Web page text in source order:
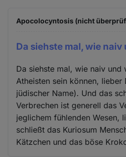
Apocolocyntosis (nicht
Da siehste mal, wie naiv
Da siehste mal, wie naiv und
Atheisten sein können,
jüdischer Name). Und das
Verbrechen ist generell das
jeglichem fühlenden Wesen,
schließt das Kuriosum
Kätzchen und das böse